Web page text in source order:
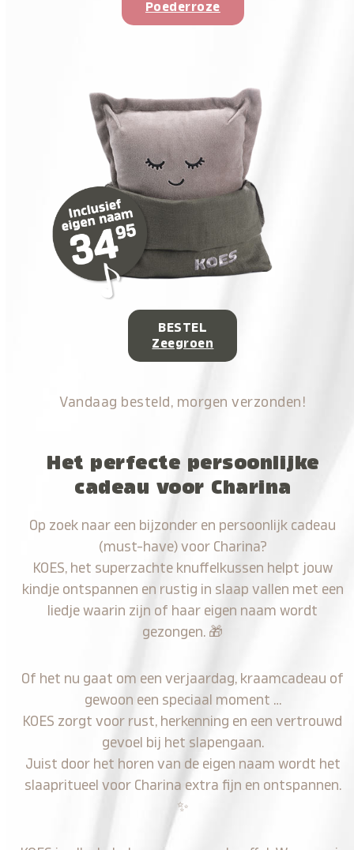
Poederroze
BESTEL
Zeegroen
Vandaag besteld, morgen verzonden!
Het perfecte persoonlijke
cadeau voor Charina
Op zoek naar een bijzonder en persoonlijk cadeau
(must-have) voor Charina?
KOES, het superzachte knuffelkussen helpt jouw
kindje ontspannen en rustig in slaap vallen met een
liedje waarin zijn of haar eigen naam wordt
gezongen. 🎁
Of het nu gaat om een verjaardag, kraamcadeau of
gewoon een speciaal moment …
KOES zorgt voor rust, herkenning en een vertrouwd
gevoel bij het slapengaan.
Juist door het horen van de eigen naam wordt het
slaapritueel voor Charina extra fijn en ontspannen.
✨